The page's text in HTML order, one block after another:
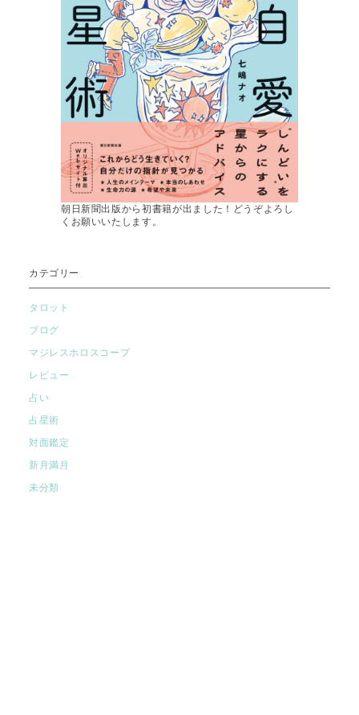
朝日新聞出版から初書籍が出ました！どうぞよろし
くお願いいたします。
カテゴリー
タロット
ブログ
マジレスホロスコープ
レビュー
占い
占星術
対面鑑定
新月満月
未分類